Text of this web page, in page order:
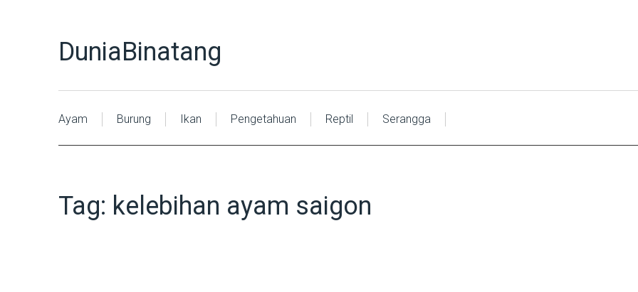
DuniaBinatang
Ayam Burung Ikan Pengetahuan Reptil Serangga
Tag: kelebihan ayam saigon